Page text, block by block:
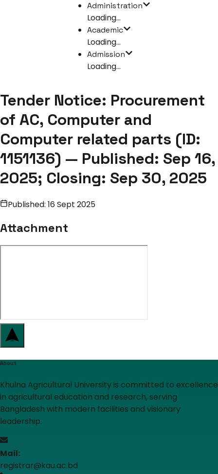
Administration
Loading...
Academic
Loading...
Admission
Loading...
Tender Notice: Procurement
of AC, Computer and
Computer related parts (ID:
1151136) — Published: Sep 16,
2025; Closing: Sep 30, 2025
Published: 16 Sept 2025
Attachment
About
Khulna Agricultural University is committed to excellence
in agricultural education and research, serving
Bangladesh with modern facilities and visionary
leadership.
Mail:
registrar@kau.ac.bd